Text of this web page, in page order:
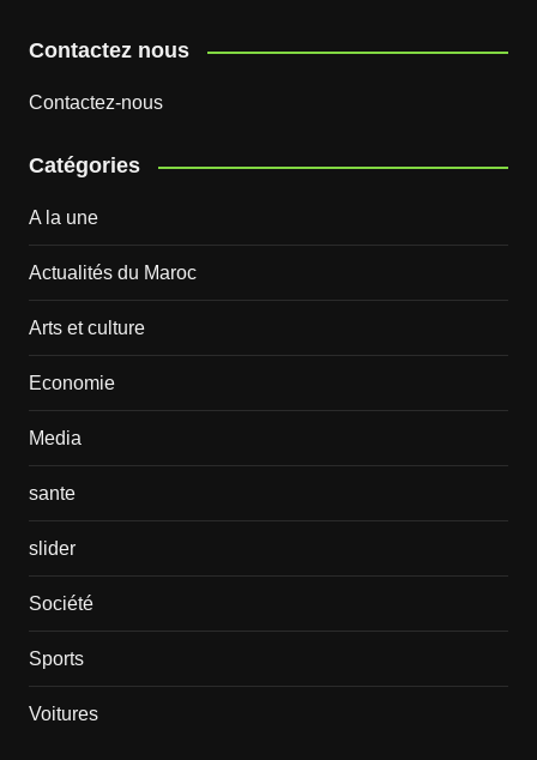
Contactez nous
Contactez-nous
Catégories
A la une
Actualités du Maroc
Arts et culture
Economie
Media
sante
slider
Société
Sports
Voitures